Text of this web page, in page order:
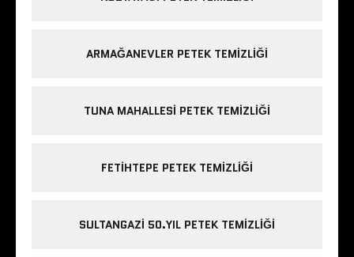
ARMAĞANEVLER PETEK TEMIZLIĞI
TUNA MAHALLESI PETEK TEMIZLIĞI
FETIHTEPE PETEK TEMIZLIĞI
SULTANGAZI 50.YIL PETEK TEMIZLIĞI